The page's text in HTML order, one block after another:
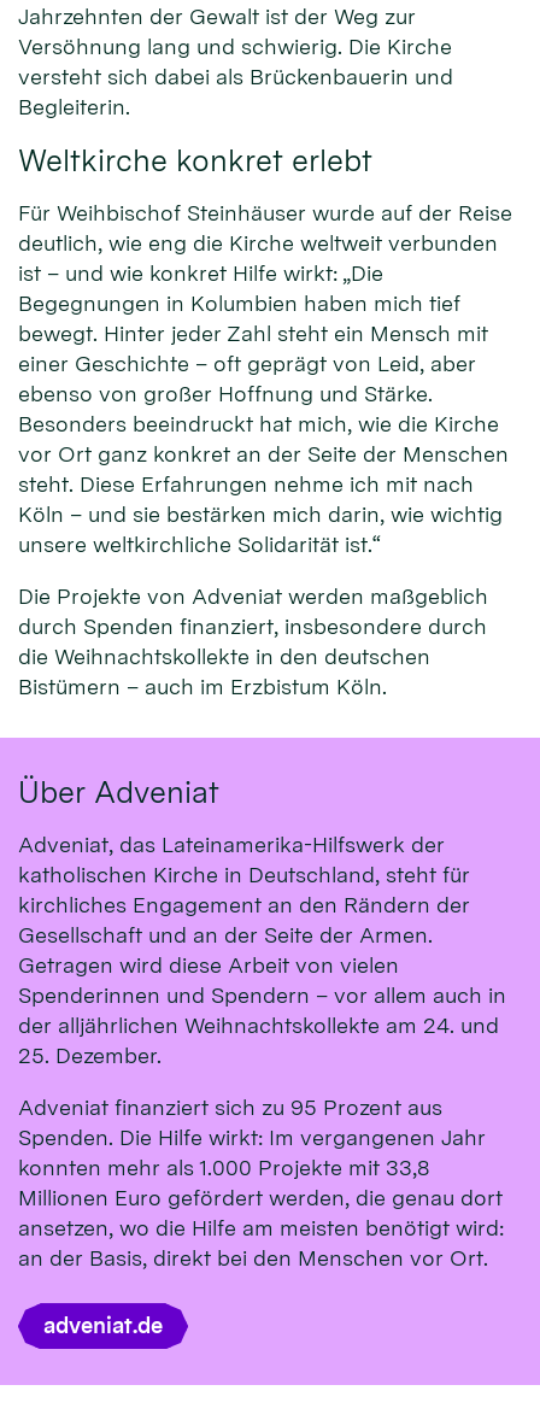
Jahrzehnten der Gewalt ist der Weg zur
Versöhnung lang und schwierig. Die Kirche
versteht sich dabei als Brückenbauerin und
Begleiterin.
Weltkirche konkret erlebt
Für Weihbischof Steinhäuser wurde auf der Reise
deutlich, wie eng die Kirche weltweit verbunden
ist – und wie konkret Hilfe wirkt: „Die
Begegnungen in Kolumbien haben mich tief
bewegt. Hinter jeder Zahl steht ein Mensch mit
einer Geschichte – oft geprägt von Leid, aber
ebenso von großer Hoffnung und Stärke.
Besonders beeindruckt hat mich, wie die Kirche
vor Ort ganz konkret an der Seite der Menschen
steht. Diese Erfahrungen nehme ich mit nach
Köln – und sie bestärken mich darin, wie wichtig
unsere weltkirchliche Solidarität ist.“
Die Projekte von Adveniat werden maßgeblich
durch Spenden finanziert, insbesondere durch
die Weihnachtskollekte in den deutschen
Bistümern – auch im Erzbistum Köln.
Über Adveniat
Adveniat, das Lateinamerika-Hilfswerk der
katholischen Kirche in Deutschland, steht für
kirchliches Engagement an den Rändern der
Gesellschaft und an der Seite der Armen.
Getragen wird diese Arbeit von vielen
Spenderinnen und Spendern – vor allem auch in
der alljährlichen Weihnachtskollekte am 24. und
25. Dezember.
Adveniat finanziert sich zu 95 Prozent aus
Spenden. Die Hilfe wirkt: Im vergangenen Jahr
konnten mehr als 1.000 Projekte mit 33,8
Millionen Euro gefördert werden, die genau dort
ansetzen, wo die Hilfe am meisten benötigt wird:
an der Basis, direkt bei den Menschen vor Ort.
adveniat.de